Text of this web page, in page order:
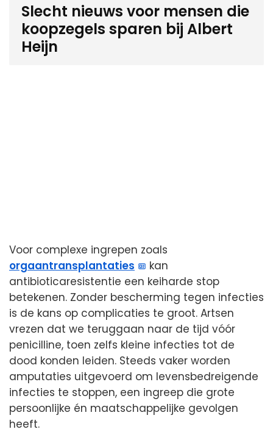
Slecht nieuws voor mensen die
koopzegels sparen bij Albert
Heijn
Voor complexe ingrepen zoals
orgaantransplantaties
kan
antibioticaresistentie een keiharde stop
betekenen. Zonder bescherming tegen infecties
is de kans op complicaties te groot. Artsen
vrezen dat we teruggaan naar de tijd vóór
penicilline, toen zelfs kleine infecties tot de
dood konden leiden. Steeds vaker worden
amputaties uitgevoerd om levensbedreigende
infecties te stoppen, een ingreep die grote
persoonlijke én maatschappelijke gevolgen
heeft.